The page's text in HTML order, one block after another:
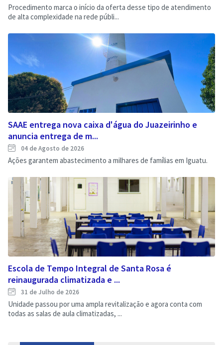
Procedimento marca o início da oferta desse tipo de atendimento
de alta complexidade na rede públi...
SAAE entrega nova caixa d'água do Juazeirinho e
anuncia entrega de m...
04 de Agosto de 2026
Ações garantem abastecimento a milhares de famílias em Iguatu.
Escola de Tempo Integral de Santa Rosa é
reinaugurada climatizada e ...
31 de Julho de 2026
Unidade passou por uma ampla revitalização e agora conta com
todas as salas de aula climatizadas, ...